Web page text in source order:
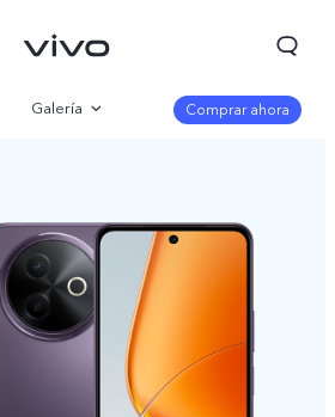
Galería
Parámetro
Comprar ahora